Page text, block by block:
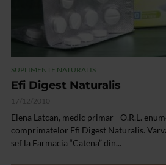
SUPLIMENTE NATURALIS
Efi Digest Naturalis
17/12/2010
Elena Latcan, medic primar - O.R.L.
comprimatelor Efi Digest Naturalis.
sef la Farmacia “Catena” din...